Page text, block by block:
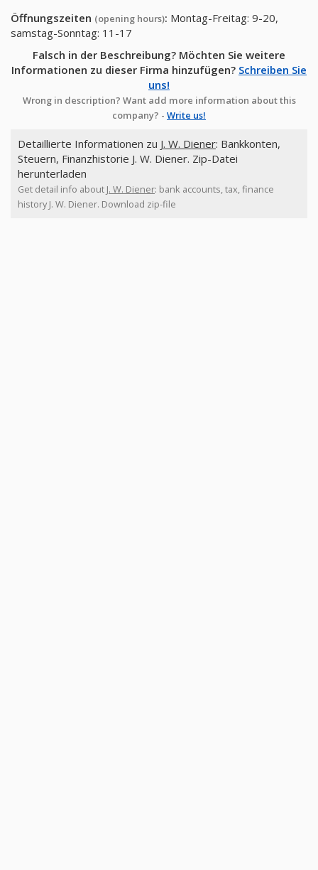
Öffnungszeiten (opening hours): Montag-Freitag: 9-20,
samstag-Sonntag: 11-17
Falsch in der Beschreibung? Möchten Sie weitere
Informationen zu dieser Firma hinzufügen? Schreiben Sie
uns!
Wrong in description? Want add more information about this
company? - Write us!
Detaillierte Informationen zu J. W. Diener: Bankkonten,
Steuern, Finanzhistorie J. W. Diener. Zip-Datei
herunterladen
Get detail info about J. W. Diener: bank accounts, tax, finance
history J. W. Diener. Download zip-file